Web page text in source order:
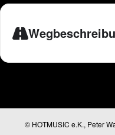
© HOTMUSIC e.K., Peter